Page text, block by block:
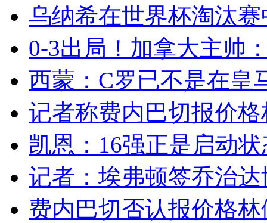
乌纳希在世界杯淘汰
0-3出局！加拿大主帅
西蒙：C罗已不是在皇
记者称费内巴切报价
凯恩：16强正是启动
记者：埃弗顿签乔治
费内巴切否认报价格